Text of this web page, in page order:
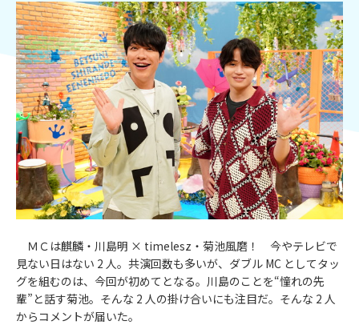
ＭＣは麒麟・川島明 × timelesz・菊池風磨！ 今やテレビで
見ない日はない 2 人。共演回数も多いが、ダブル MC としてタッ
グを組むのは、今回が初めてとなる。川島のことを“憧れの先
輩”と話す菊池。そんな 2 人の掛け合いにも注目だ。そんな 2 人
からコメントが届いた。